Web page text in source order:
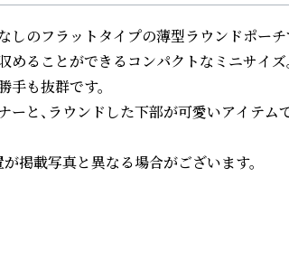
のフラットタイプの薄型ラウンドポーチ
ることができるコンパクトなミニサイズ
も抜群です。
と、ラウンドした下部が可愛いアイテムで
掲載写真と異なる場合がございます。